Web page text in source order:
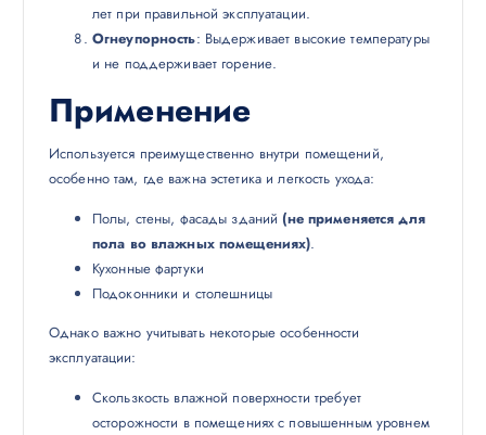
лет при правильной эксплуатации.
Огнеупорность: Выдерживает высокие температуры
и не поддерживает горение.
Применение
Используется преимущественно внутри помещений,
особенно там, где важна эстетика и легкость ухода:
Полы, стены, фасады зданий (не применяется для
пола во влажных помещениях).
Кухонные фартуки
Подоконники и столешницы
Однако важно учитывать некоторые особенности
эксплуатации:
Скользкость влажной поверхности требует
осторожности в помещениях с повышенным уровнем